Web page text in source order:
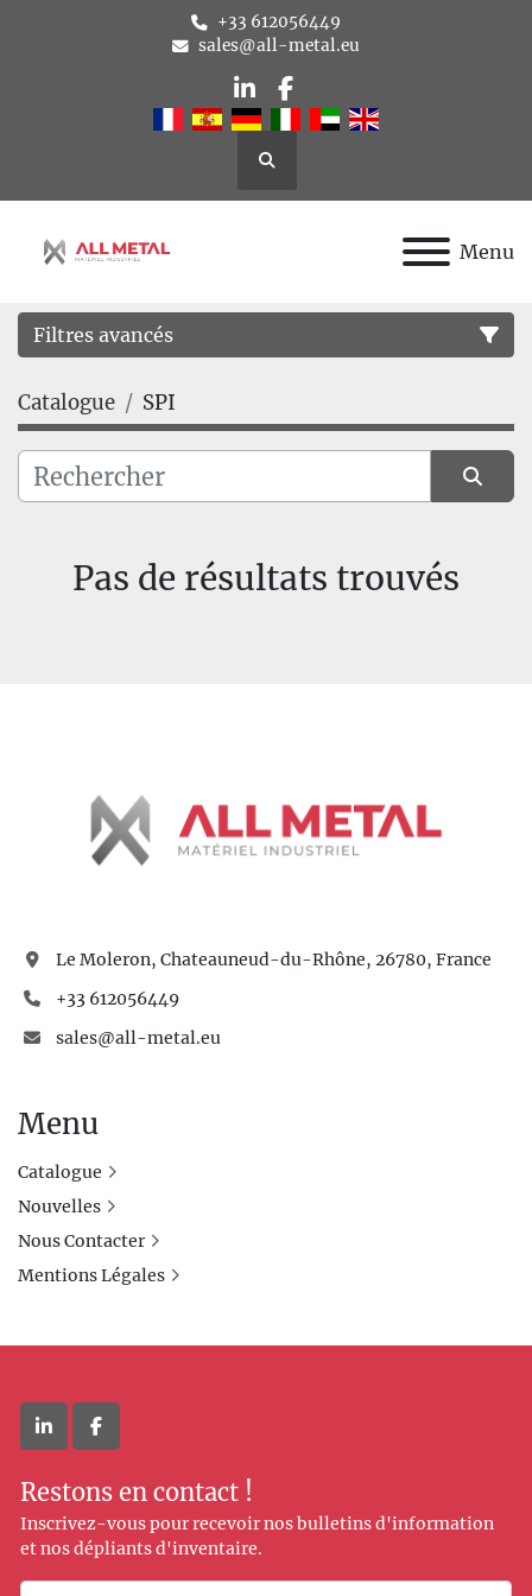
+33 612056449
sales@all-metal.eu
linkedin
facebook
Rechercher
Menu
Filtres avancés
Catégorie
Fabricant
Modèle
Catalogue SPI
Pas de résultats trouvés
linkedinfacebook
Restons en contact !
Inscrivez-vous pour recevoir nos bulletins d'information
et nos dépliants d'inventaire.
Le Moleron, Chateauneud-du-Rhône, 26780, France
+33 612056449
sales@all-metal.eu
Menu
Catalogue
Nouvelles
Nous Contacter
Mentions Légales